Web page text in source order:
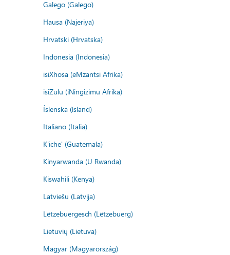
Galego (Galego)
Hausa (Najeriya)
Hrvatski (Hrvatska)
Indonesia (Indonesia)
isiXhosa (eMzantsi Afrika)
isiZulu (iNingizimu Afrika)
Íslenska (ísland)
Italiano (Italia)
K'iche' (Guatemala)
Kinyarwanda (U Rwanda)
Kiswahili (Kenya)
Latviešu (Latvija)
Lëtzebuergesch (Lëtzebuerg)
Lietuvių (Lietuva)
Magyar (Magyarország)